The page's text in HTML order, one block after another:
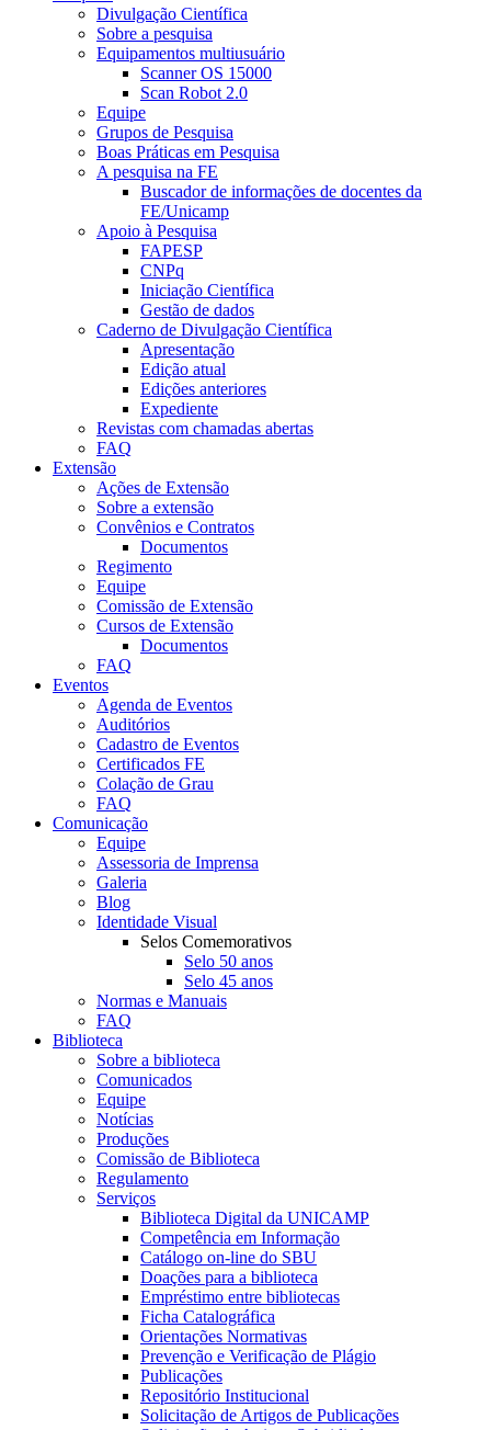
Divulgação Científica
Sobre a pesquisa
Equipamentos multiusuário
Scanner OS 15000
Scan Robot 2.0
Equipe
Grupos de Pesquisa
Boas Práticas em Pesquisa
A pesquisa na FE
Buscador de informações de docentes da
FE/Unicamp
Apoio à Pesquisa
FAPESP
CNPq
Iniciação Científica
Gestão de dados
Caderno de Divulgação Científica
Apresentação
Edição atual
Edições anteriores
Expediente
Revistas com chamadas abertas
FAQ
Extensão
Ações de Extensão
Sobre a extensão
Convênios e Contratos
Documentos
Regimento
Equipe
Comissão de Extensão
Cursos de Extensão
Documentos
FAQ
Eventos
Agenda de Eventos
Auditórios
Cadastro de Eventos
Certificados FE
Colação de Grau
FAQ
Comunicação
Equipe
Assessoria de Imprensa
Galeria
Blog
Identidade Visual
Selos Comemorativos
Selo 50 anos
Selo 45 anos
Normas e Manuais
FAQ
Biblioteca
Sobre a biblioteca
Comunicados
Equipe
Notícias
Produções
Comissão de Biblioteca
Regulamento
Serviços
Biblioteca Digital da UNICAMP
Competência em Informação
Catálogo on-line do SBU
Doações para a biblioteca
Empréstimo entre bibliotecas
Ficha Catalográfica
Orientações Normativas
Prevenção e Verificação de Plágio
Publicações
Repositório Institucional
Solicitação de Artigos de Publicações